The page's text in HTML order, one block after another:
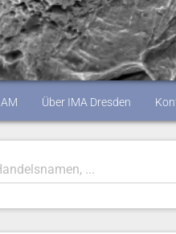
Über IMA Dresden